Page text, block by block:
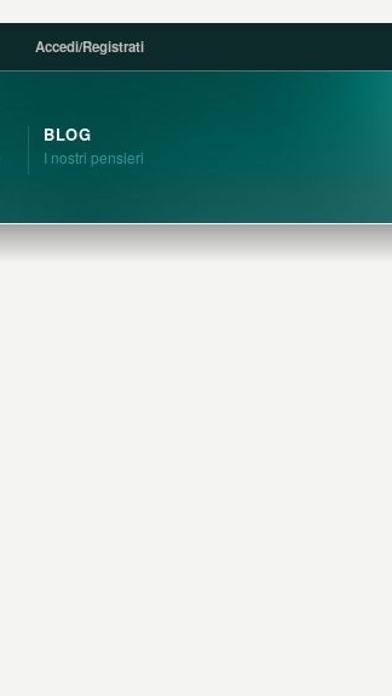
Accedi/Registrati
BLOG
I nostri pensieri